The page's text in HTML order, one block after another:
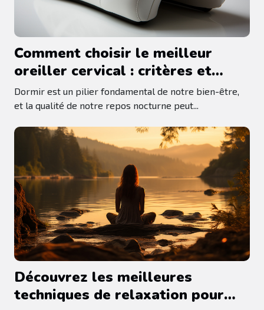
Comment choisir le meilleur
oreiller cervical : critères et
conseils pour un sommeil
réparateur
Dormir est un pilier fondamental de notre bien-être,
et la qualité de notre repos nocturne peut...
Découvrez les meilleures
techniques de relaxation pour